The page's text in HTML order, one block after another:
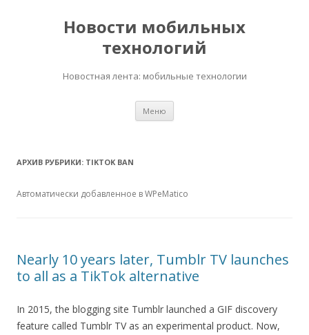
Новости мобильных
технологий
Новостная лента: мобильные технологии
Меню
АРХИВ РУБРИКИ: TIKTOK BAN
Автоматически добавленное в WPeMatico
Nearly 10 years later, Tumblr TV launches
to all as a TikTok alternative
In 2015, the blogging site Tumblr launched a GIF discovery
feature called Tumblr TV as an experimental product. Now,